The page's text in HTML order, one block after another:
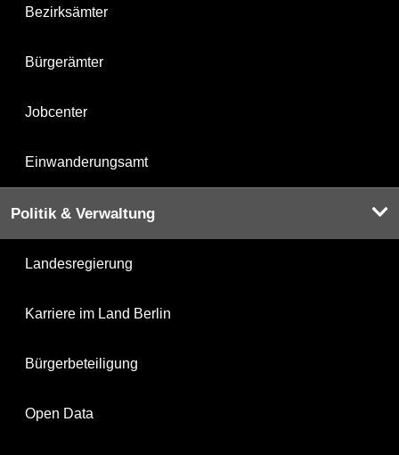
Bezirksämter
Bürgerämter
Jobcenter
Einwanderungsamt
Politik & Verwaltung
Landesregierung
Karriere im Land Berlin
Bürgerbeteiligung
Open Data